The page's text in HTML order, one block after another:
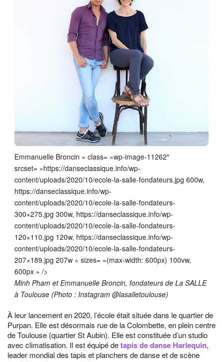
Emmanuelle Broncin » class= »wp-image-11262″
srcset= »https://danseclassique.info/wp-
content/uploads/2020/10/ecole-la-salle-fondateurs.jpg 600w,
https://danseclassique.info/wp-
content/uploads/2020/10/ecole-la-salle-fondateurs-
300×275.jpg 300w, https://danseclassique.info/wp-
content/uploads/2020/10/ecole-la-salle-fondateurs-
120×110.jpg 120w, https://danseclassique.info/wp-
content/uploads/2020/10/ecole-la-salle-fondateurs-
207×189.jpg 207w » sizes= »(max-width: 600px) 100vw,
600px » />
Minh Pham et Emmanuelle Broncin, fondateurs de La SALLE
à Toulouse (Photo : Instagram @lasalletoulouse)
À leur lancement en 2020, l’école était située dans le quartier de
Purpan. Elle est désormais rue de la Colombette, en plein centre
de Toulouse (quartier St Aubin). Elle est constituée d’un studio
avec climatisation. Il est équipé detapis de danse Harlequin,
leader mondial des tapis et planchers de danse et de scène